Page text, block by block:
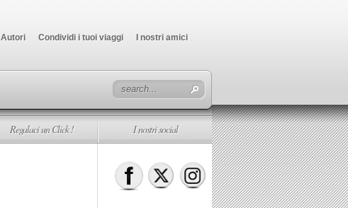
Autori Condividi i tuoi viaggi I nostri amici
Regalaci un Click ! I nostri social